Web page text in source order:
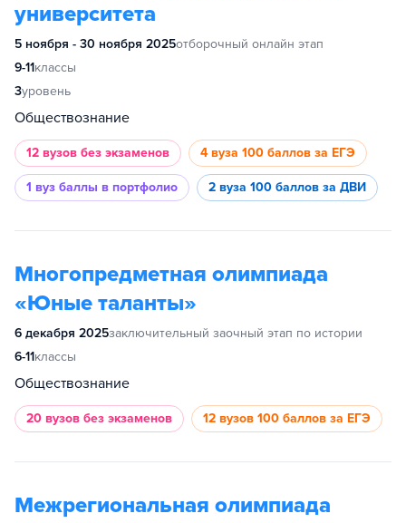
университета
5 ноября - 30 ноября 2025отборочный онлайн этап
9-11классы
3уровень
Обществознание
12 вузов без экзаменов 4 вуза 100 баллов за ЕГЭ
1 вуз баллы в портфолио 2 вуза 100 баллов за ДВИ
Многопредметная олимпиада
«Юные таланты»
6 декабря 2025заключительный заочный этап по истории
6-11классы
Обществознание
20 вузов без экзаменов 12 вузов 100 баллов за ЕГЭ
Межрегиональная олимпиада